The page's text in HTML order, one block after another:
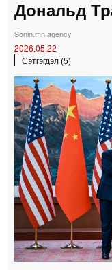
Дональд
Sonin.mn agency
2026.05.22
Сэтгэгдэл (5)